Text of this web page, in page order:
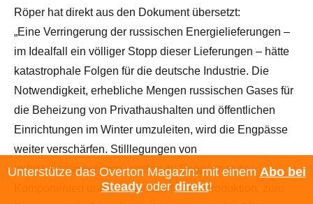
Röper hat direkt aus den Dokument übersetzt:
„Eine Verringerung der russischen Energielieferungen –
im Idealfall ein völliger Stopp dieser Lieferungen – hätte
katastrophale Folgen für die deutsche Industrie. Die
Notwendigkeit, erhebliche Mengen russischen Gases für
die Beheizung von Privathaushalten und öffentlichen
Einrichtungen im Winter umzuleiten, wird die Engpässe
weiter verschärfen. Stilllegungen von
Industrieunternehmen werden zu Engpässen bei
Komponenten und Ersatzteilen für die Produktion, zum
Unterstütze das Overton Magazin: mit einem Abo bei
Steadyoder direkt!